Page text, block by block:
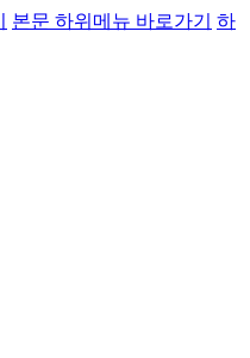
본문 하위메뉴 바로가기
하